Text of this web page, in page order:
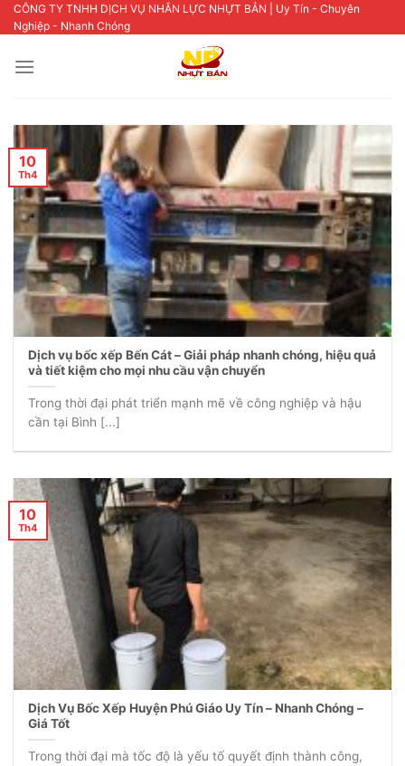
Skip
to
CÔNG TY TNHH DỊCH VỤ NHÂN LỰC NHỰT BẢN | Uy Tín - Chuyên
Nghiệp - Nhanh Chóng
Dịch vụ bốc xếp Bến Cát – Giải pháp nhanh chóng, hiệu quả
và tiết kiệm cho mọi nhu cầu vận chuyển
Trong thời đại phát triển mạnh mẽ về công nghiệp và hậu
cần tại Bình [...]
10
Th4
Dịch Vụ Bốc Xếp Huyện Phú Giáo Uy Tín – Nhanh Chóng –
Giá Tốt
Trong thời đại mà tốc độ là yếu tố quyết định thành công,
10
Th4